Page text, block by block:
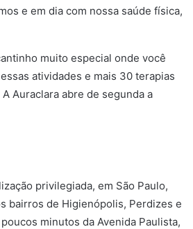
e em dia com nossa saúde física,
muito especial onde você
atividades e mais 30 terapias
Auraclara abre de segunda a
privilegiada, em São Paulo,
bairros de Higienópolis, Perdizes e
minutos da Avenida Paulista,